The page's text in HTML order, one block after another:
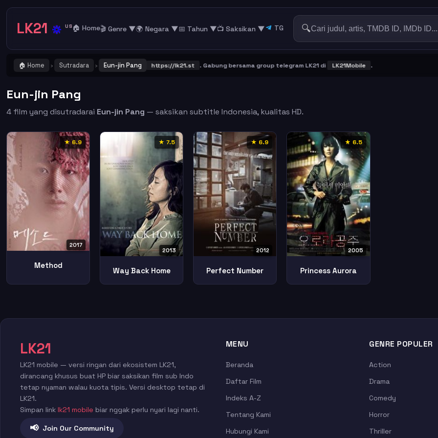
LK21 🔅 US 🏠 Home🎬 Genre ▼🌍 Negara ▼📅 Tahun ▼📺 Saksikan ▼ TG 🔍
🏠 Home › Sutradara › Eun-jin Pang
! Catat dan Bookmark alamat URL LK21 https://lk21.st . Gabung bersama group telegram LK21 di LK21Mobile .
Eun-jin Pang
4 film yang disutradarai Eun-jin Pang — saksikan subtitle Indonesia, kualitas HD.
★ 6.9
2017
Method
★ 7.5
2013
Way Back Home
★ 6.9
2012
Perfect Number
★ 6.5
2005
Princess Aurora
LK21
LK21 mobile — versi ringan dari ekosistem LK21,
dirancang khusus buat HP biar saksikan film sub Indo
tetap nyaman walau kuota tipis. Versi desktop tetap di
LK21.
Simpan link lk21 mobile biar nggak perlu nyari lagi nanti.
📢 Join Our Community
MENU
Beranda
Daftar Film
Indeks A-Z
Tentang Kami
Hubungi Kami
GENRE POPULER
Action
Drama
Comedy
Horror
Thriller